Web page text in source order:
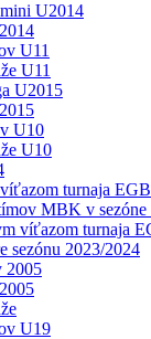
U2014
U11
U11
U2015
U10
U10
turnaja
MBK v sezóne
víťazom turnaja
sezónu 2023/2024
2005
U19